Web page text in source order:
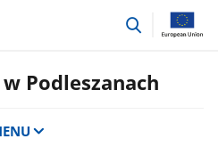
przejdź
w Podleszanach